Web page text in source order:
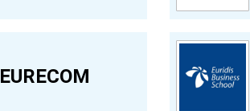
EURECOM